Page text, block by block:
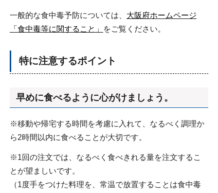
一般的な食中毒予防については、 大阪府ホームページ
「食中毒等に関すること」
をご覧ください。
特に注意するポイント
早めに食べるように心がけましょう。
※移動や帰宅する時間を考慮に入れて、なるべく調理か
ら2時間以内に食べることが大切です。
※1回の注文では、なるべく食べきれる量を注文するこ
とが望ましいです。
（1度手をつけた料理を、常温で放置することは食中毒